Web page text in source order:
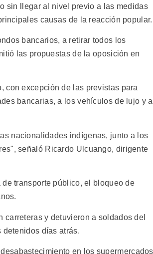
sin llegar al nivel previo a las medidas
causas de la reacción popular.
bancarios, a retirar todos los
las propuestas de la oposición en
con excepción de las previstas para
bancarias, a los vehículos de lujo y
nacionalidades indígenas, junto a los
señaló Ricardo Ulcuango, dirigente
transporte público, el bloqueo de
y detuvieron a soldados del
días atrás.
en los supermercados